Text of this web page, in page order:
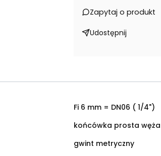
Zapytaj o produkt
Udostępnij
Fi 6 mm = DN06 ( 1/4")
końcówka prosta węża
gwint metryczny